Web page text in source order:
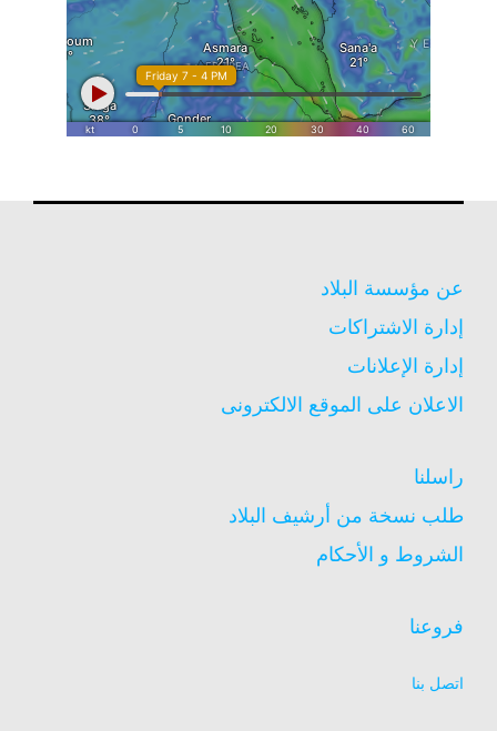
عن مؤسسة البلاد
إدارة الاشتراكات
إدارة الإعلانات
الاعلان على الموقع الالكترونى
راسلنا
طلب نسخة من أرشيف البلاد
الشروط و الأحكام
فروعنا
اتصل بنا